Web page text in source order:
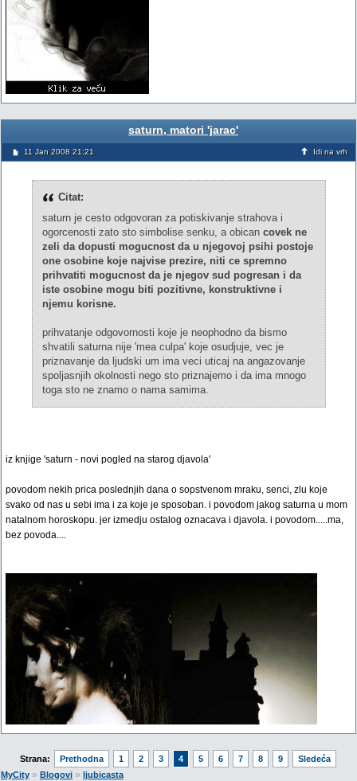
saturn, matori 'jarac'
11 Jan 2008 21:21 Idi na vrh
Citat:
saturn je cesto odgovoran za potiskivanje strahova i
ogorcenosti zato sto simbolise senku, a obican covek ne
zeli da dopusti mogucnost da u njegovoj psihi postoje
one osobine koje najvise prezire, niti ce spremno
prihvatiti mogucnost da je njegov sud pogresan i da
iste osobine mogu biti pozitivne, konstruktivne i
njemu korisne.
prihvatanje odgovornosti koje je neophodno da bismo
shvatili saturna nije 'mea culpa' koje osudjuje, vec je
priznavanje da ljudski um ima veci uticaj na angazovanje
spoljasnjih okolnosti nego sto priznajemo i da ima mnogo
toga sto ne znamo o nama samima.
iz knjige 'saturn - novi pogled na starog djavola'
povodom nekih prica poslednjih dana o sopstvenom mraku, senci, zlu koje
svako od nas u sebi ima i za koje je sposoban. i povodom jakog saturna u mom
natalnom horoskopu. jer izmedju ostalog oznacava i djavola. i povodom.....ma,
bez povoda....
Strana: Prethodna 1 2 3 4 5 6 7 8 9
Sledeća
MyCity » Blogovi » ljubicasta